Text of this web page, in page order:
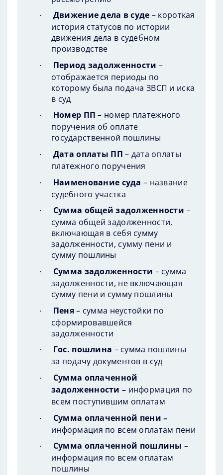
· Движение дела в суде – короткая
история статусов по истории
движения дела в судебном
производстве
· Период задолженности –
отображается периоды по
которому была подача ЗВСП и иска
в суд
· Номер ПП – номер платежного
поручения об оплате
государственной пошлины
· Дата оплаты ПП – дата оплаты
платежного поручения
· Наименование суда – название
судебного участка
· Сумма общей задолженности –
сумма общей задолженности,
включающая в себя сумму
задолженности, сумму пени и
сумму пошлины
· Сумма задолженности – сумма
задолженности, не включающая
сумму пени и сумму пошлины
· Пеня– сумма неустойки по
сформировавшейся
задолженности
· Гос. пошлина – сумма пошлины
за подачу документов в суд
·
Сумма оплаченной
задолженности – информация по
всем поступившим оплатам
·
Сумма оплаченной пени –
информация по всем оплатам пени
·
Сумма оплаченной пошлины –
информация по всем оплатам
пошлины